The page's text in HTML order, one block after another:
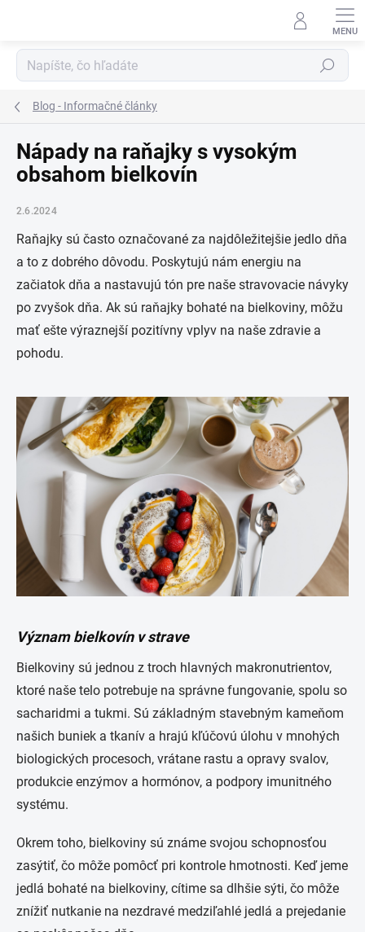
Hľadať
Blog - Informačné články
Nápady na raňajky s vysokým
obsahom bielkovín
2.6.2024
Raňajky sú často označované za najdôležitejšie jedlo dňa
a to z dobrého dôvodu. Poskytujú nám energiu na
začiatok dňa a nastavujú tón pre naše stravovacie návyky
po zvyšok dňa. Ak sú raňajky bohaté na bielkoviny, môžu
mať ešte výraznejší pozitívny vplyv na naše zdravie a
pohodu.
Význam bielkovín v strave
Bielkoviny sú jednou z troch hlavných makronutrientov,
ktoré naše telo potrebuje na správne fungovanie, spolu so
sacharidmi a tukmi. Sú základným stavebným kameňom
našich buniek a tkanív a hrajú kľúčovú úlohu v mnohých
biologických procesoch, vrátane rastu a opravy svalov,
produkcie enzýmov a hormónov, a podpory imunitného
systému.
Okrem toho, bielkoviny sú známe svojou schopnosťou
zasýtiť, čo môže pomôcť pri kontrole hmotnosti. Keď jeme
jedlá bohaté na bielkoviny, cítime sa dlhšie sýti, čo môže
znížiť nutkanie na nezdravé medziľahlé jedlá a prejedanie